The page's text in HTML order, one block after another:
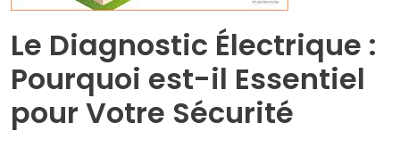
Le Diagnostic Électrique :
Pourquoi est-il Essentiel
pour Votre Sécurité